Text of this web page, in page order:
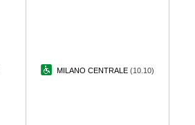
MILANO CENTRALE (10.10)